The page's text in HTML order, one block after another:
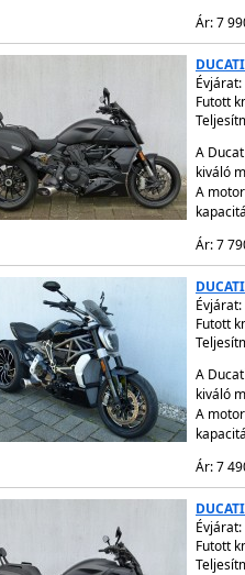
Ár: 7
Évjárat:
Futott
A
kiváló
A
Ár: 7
Évjárat:
Futott
A
kiváló
A
Ár: 7
Évjárat:
Futott